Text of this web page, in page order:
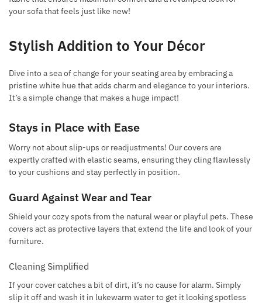
your sofa that feels just like new!
Stylish Addition to Your Décor
Dive into a sea of change for your seating area by embracing a
pristine white hue that adds charm and elegance to your interiors.
It’s a simple change that makes a huge impact!
Stays in Place with Ease
Worry not about slip-ups or readjustments! Our covers are
expertly crafted with elastic seams, ensuring they cling flawlessly
to your cushions and stay perfectly in position.
Guard Against Wear and Tear
Shield your cozy spots from the natural wear or playful pets. These
covers act as protective layers that extend the life and look of your
furniture.
Cleaning Simplified
If your cover catches a bit of dirt, it’s no cause for alarm. Simply
slip it off and wash it in lukewarm water to get it looking spotless